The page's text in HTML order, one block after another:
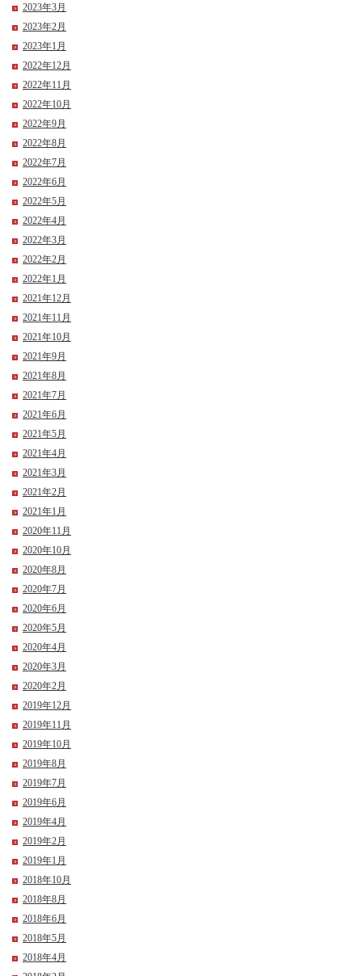
2023年3月
2023年2月
2023年1月
2022年12月
2022年11月
2022年10月
2022年9月
2022年8月
2022年7月
2022年6月
2022年5月
2022年4月
2022年3月
2022年2月
2022年1月
2021年12月
2021年11月
2021年10月
2021年9月
2021年8月
2021年7月
2021年6月
2021年5月
2021年4月
2021年3月
2021年2月
2021年1月
2020年11月
2020年10月
2020年8月
2020年7月
2020年6月
2020年5月
2020年4月
2020年3月
2020年2月
2019年12月
2019年11月
2019年10月
2019年8月
2019年7月
2019年6月
2019年4月
2019年2月
2019年1月
2018年10月
2018年8月
2018年6月
2018年5月
2018年4月